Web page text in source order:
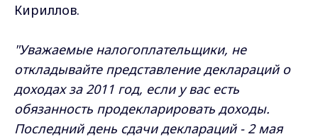
Кириллов.
"Уважаемые налогоплательщики, не
откладывайте представление деклараций о
доходах за 2011 год, если у вас есть
обязанность продекларировать доходы.
Последний день сдачи деклараций - 2 мая